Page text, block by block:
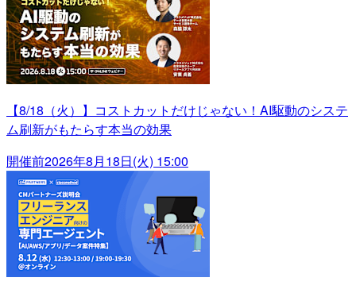
【8/18（火）】コストカットだけじゃない！AI駆動のシステ
ム刷新がもたらす本当の効果
開催前2026年8月18日(火) 15:00